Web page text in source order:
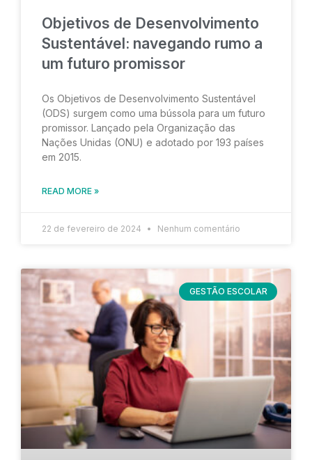
Objetivos de Desenvolvimento
Sustentável: navegando rumo a
um futuro promissor
Os Objetivos de Desenvolvimento Sustentável
(ODS) surgem como uma bússola para um futuro
promissor. Lançado pela Organização das
Nações Unidas (ONU) e adotado por 193 países
em 2015.
READ MORE »
22 de fevereiro de 2024 Nenhum comentário
GESTÃO ESCOLAR